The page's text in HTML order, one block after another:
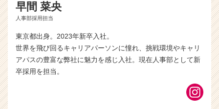
早間 菜央
人事部採用担当
東京都出身。2023年新卒入社。
世界を飛び回るキャリアパーソンに憧れ、挑戦環境やキャリ
アパスの豊富な弊社に魅力を感じ入社。現在人事部として新
卒採用を担当。